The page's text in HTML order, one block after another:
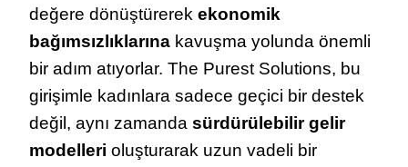
değere dönüştürerek ekonomik
bağımsızlıklarına kavuşma yolunda önemli
bir adım atıyorlar. The Purest Solutions, bu
girişimle kadınlara sadece geçici bir destek
değil, aynı zamanda sürdürülebilir gelir
modelleri oluşturarak uzun vadeli bir